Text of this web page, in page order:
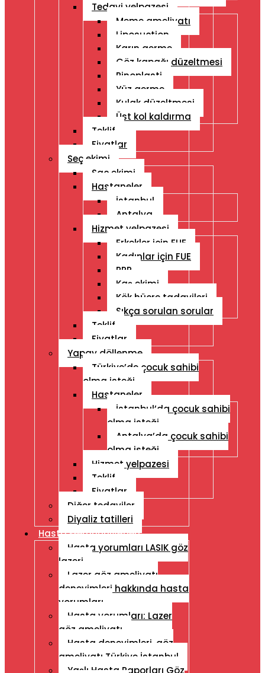
Tedavi yelpazesi
Meme ameliyatı
Liposuction
Karın germe
Göz kapağı düzeltmesi
Rinoplasti
Yüz germe
Kulak düzeltmesi
Üst kol kaldırma
Teklif
Fiyatlar
Seç ekimi
Saç ekimi
Hastaneler
İstanbul
Antalya
Hizmet yelpazesi
Erkekler için FUE
Kadınlar için FUE
PRP
Kaş ekimi
Kök hücre tadavileri
Sıkça sorulan sorular
Teklif
Fiyatlar
Yapay döllenme
Türkiye’de çocuk sahibi
olma isteği
Hastaneler
İstanbul’da çocuk sahibi
olma isteği
Antalya’da çocuk sahibi
olma isteği
Hizmet yelpazesi
Teklif
Fiyatlar
Diğer tedaviler
Diyaliz tatilleri
Hasta Memnuniyetleri
Hasta yorumları LASIK göz
lazeri
Lazer göz ameliyatı
deneyimleri hakkında hasta
yorumları
Hasta yorumları: Lazer
göz ameliyatı
Hasta deneyimleri, göz
ameliyatı Türkiye İstanbul